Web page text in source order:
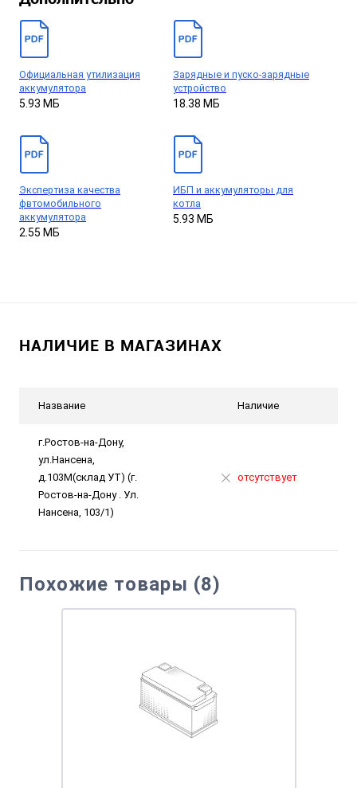
Официальная утилизация
аккумулятора
5.93 МБ
Зарядные и пуско-зарядные
устройство
18.38 МБ
Экспертиза качества
фвтомобильного
аккумулятора
2.55 МБ
ИБП и аккумуляторы для
котла
5.93 МБ
НАЛИЧИЕ В МАГАЗИНАХ
Название Наличие
г.Ростов-на-Дону,
ул.Нансена,
д.103М(склад УТ) (г.
Ростов-на-Дону . Ул.
Нансена, 103/1)
отсутствует
Похожие товары (8)